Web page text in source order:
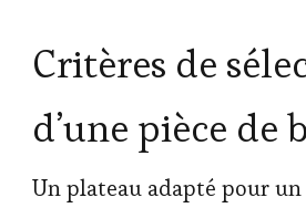
Critères de
d’une pièce de
Un plateau adapté pour